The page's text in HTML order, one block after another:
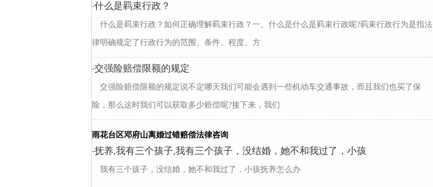
·什么是羁束行政？
什么是羁束行政？如何正确理解羁束行政？一、什么是什么是羁束行政呢?羁束行政行为是指法
律明确规定了行政行为的范围、条件、程度、方
·交强险赔偿限额的规定
交强险赔偿限额的规定说不定哪天我们可能会遇到一些机动车交通事故，而且我们也买了保
险，那么这时我们可以获取多少赔偿呢?接下来，我们
雨花台区邓府山离婚过错赔偿法律咨询
·抚养,我有三个孩子,我有三个孩子，没结婚，她不和我过了，小孩
我有三个孩子，没结婚，她不和我过了，小孩抚养怎么办